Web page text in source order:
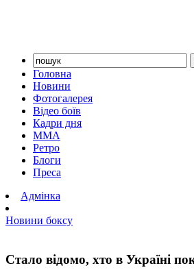
Головна
Новини
Фотогалерея
Відео боїв
Кадри дня
ММА
Ретро
Блоги
Преса
Адмінка
Новини боксу
Стало відомо, хто в Україні